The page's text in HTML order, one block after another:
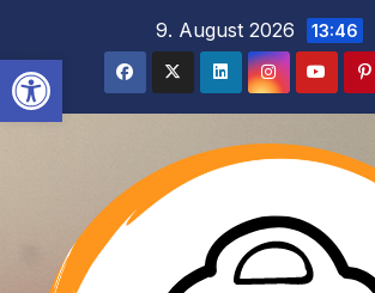
Werkzeugleiste
springen
9. August 2026 13:46